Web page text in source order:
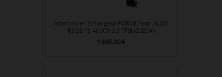
Intercooler Echangeur FORGE Pour AUDI
RSQ3 F3 400Ch 2.5 TFSI (2020+)
Prix
1 695,00 €